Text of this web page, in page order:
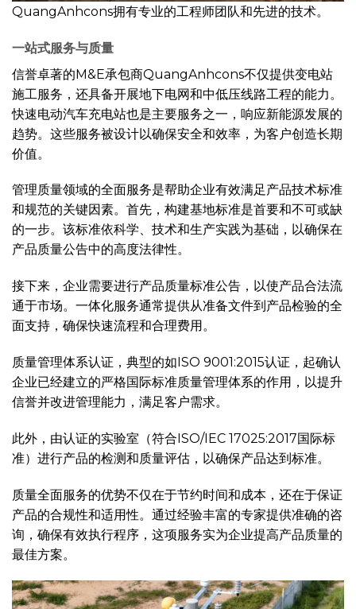
QuangAnhcons拥有专业的工程师团队和先进的技术。
一站式服务与质量
信誉卓著的M&E承包商QuangAnhcons不仅提供变电站
施工服务，还具备开展地下电网和中低压线路工程的能力。
快速电动汽车充电站也是主要服务之一，响应新能源发展的
趋势。这些服务被设计以确保安全和效率，为客户创造长期
价值。
管理质量领域的全面服务是帮助企业有效满足产品技术标准
和规范的关键因素。首先，构建基地标准是首要和不可或缺
的一步。该标准依科学、技术和生产实践为基础，以确保在
产品质量公告中的高度法律性。
接下来，企业需要进行产品质量标准公告，以使产品合法流
通于市场。一体化服务通常提供从准备文件到产品检验的全
面支持，确保快速流程和合理费用。
质量管理体系认证，典型的如ISO 9001:2015认证，起确认
企业已经建立的严格国际标准质量管理体系的作用，以提升
信誉并改进管理能力，满足客户需求。
此外，由认证的实验室（符合ISO/IEC 17025:2017国际标
准）进行产品的检测和质量评估，以确保产品达到标准。
质量全面服务的优势不仅在于节约时间和成本，还在于保证
产品的合规性和适用性。通过经验丰富的专家提供准确的咨
询，确保有效执行程序，这项服务实为企业提高产品质量的
最佳方案。